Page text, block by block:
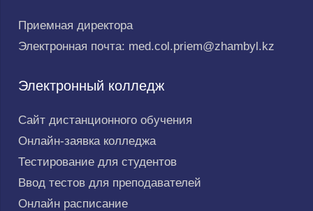
Приемная директора
Электронная почта: med.col.priem@zhambyl.kz
Электронный колледж
Сайт дистанционного обучения
Онлайн-заявка колледжа
Тестирование для студентов
Ввод тестов для преподавателей
Онлайн расписание